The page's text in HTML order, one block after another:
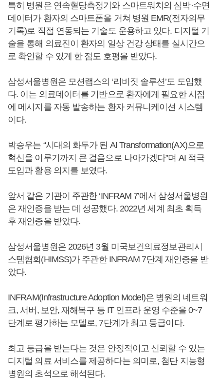
특히 병원은 연속혈당측정기와 스마트워치의 심박·수면
데이터가 환자의 스마트폰을 거쳐 병원 EMR(전자의무
기록)로 직접 연동되는 기술도 운용하고 있다. 디지털 기
술을 통해 의료진이 환자의 일상 건강 상태를 실시간으
로 확인할 수 있게 한 점도 호평을 받았다.
삼성서울병원은 모션랩스의 ‘리비짓 솔루션’도 도입했
다. 이는 의료데이터를 기반으로 환자에게 필요한 시점
에 메시지를 자동 발송하는 환자 커뮤니케이션 시스템
이다.
박승우는 “시대의 화두가 된 AI Transformation(AX)으로
혁신을 이루기까지 큰 걸음으로 나아가겠다”며 AI 적극
도입과 활용 의지를 보였다.
앞서 같은 기관이 주관한 ‘INFRAM 7’에서 삼성서울병원
은 재인증을 받는 데 성공했다. 2022년 세계 최초 획득
후 재인증을 받았다.
삼성서울병원은 2026년 3월 미국보건의료정보관리시
스템협회(HIMSS)가 주관한 INFRAM 7단계 재인증을 받
았다.
INFRAM(Infrastructure Adoption Model)은 병원의 네트워
크, 서버, 보안, 재해복구 등 IT 인프라 운영 수준을 0~7
단계로 평가하는 모델로, 7단계가 최고 등급이다.
최고 등급을 받는다는 것은 안정적이고 신뢰할 수 있는
디지털 의료 서비스를 제공하다는 의미로, 첨단 지능형
병원의 초석으로 해석된다.